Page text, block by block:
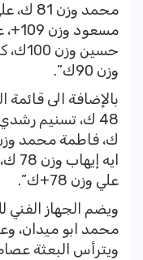
وزن 90ك”.
بالإضافة الى
علي وزن 78+ك”.
ويضم الجهاز
محمد ابو ميدان،
ويترأس البعثة